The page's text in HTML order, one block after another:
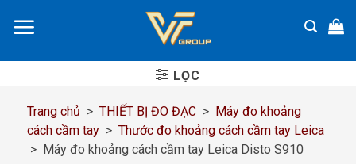
đến
dung
LỌC
Trang chủ > THIẾT BỊ ĐO ĐẠC > Máy đo khoảng
cách cầm tay > Thước đo khoảng cách cầm tay Leica
> Máy đo khoảng cách cầm tay Leica Disto S910